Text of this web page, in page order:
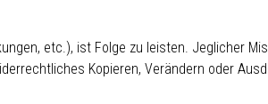
etc.), ist Folge zu leisten. Jeglicher
Kopieren, Verändern oder